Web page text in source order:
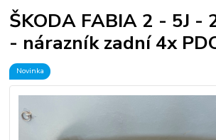
ŠKODA FABIA 2 - 5J -
- nárazník zadní 4x
Novinka